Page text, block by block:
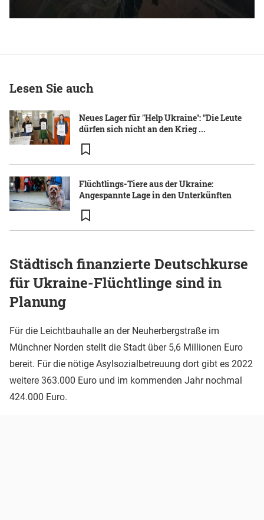
Lesen Sie auch
Neues Lager für "Help Ukraine": "Die Leute
dürfen sich nicht an den Krieg ...
Flüchtlings-Tiere aus der Ukraine:
Angespannte Lage in den Unterkünften
Städtisch finanzierte Deutschkurse
für Ukraine-Flüchtlinge sind in
Planung
Für die Leichtbauhalle an der Neuherbergstraße im
Münchner Norden stellt die Stadt über 5,6 Millionen Euro
bereit. Für die nötige Asylsozialbetreuung dort gibt es 2022
weitere 363.000 Euro und im kommenden Jahr nochmal
424.000 Euro.